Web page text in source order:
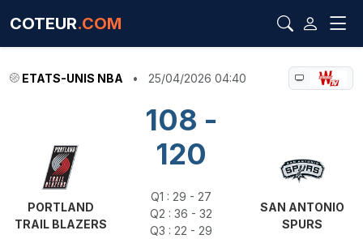
COTEUR.COM
ETATS-UNIS NBA • 25/04/2026 04:40
PORTLAND
TRAIL BLAZERS
108 -
120
Q1 : 29 - 27
Q2 : 36 - 32
Q3 : 22 - 29
SAN ANTONIO
SPURS